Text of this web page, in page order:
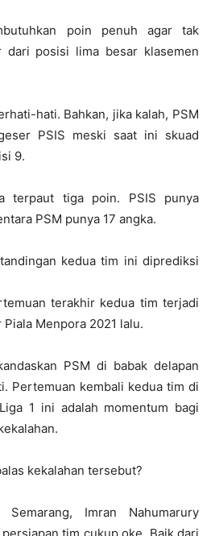
poin penuh agar tak
dari posisi lima besar klasemen
hati. Bahkan, jika kalah, PSM
PSIS meski saat ini skuad
9.
terpaut tiga poin. PSIS punya
PSM punya 17 angka.
kedua tim ini diprediksi
terakhir kedua tim terjadi
Menpora 2021 lalu.
PSM di babak delapan
Pertemuan kembali kedua tim di
1 ini adalah momentum bagi
kekalahan tersebut?
Imran Nahumarury